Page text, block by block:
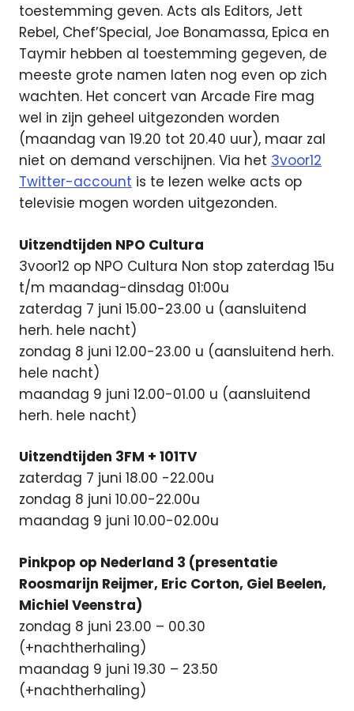
toestemming geven. Acts als Editors, Jett
Rebel, Chef’Special, Joe Bonamassa, Epica en
Taymir hebben al toestemming gegeven, de
meeste grote namen laten nog even op zich
wachten. Het concert van Arcade Fire mag
wel in zijn geheel uitgezonden worden
(maandag van 19.20 tot 20.40 uur), maar zal
niet on demand verschijnen. Via het 3voor12
Twitter-account is te lezen welke acts op
televisie mogen worden uitgezonden.
Uitzendtijden NPO Cultura
3voor12 op NPO Cultura Non stop zaterdag 15u
t/m maandag-dinsdag 01:00u
zaterdag 7 juni 15.00-23.00 u (aansluitend
herh. hele nacht)
zondag 8 juni 12.00-23.00 u (aansluitend herh.
hele nacht)
maandag 9 juni 12.00-01.00 u (aansluitend
herh. hele nacht)
Uitzendtijden 3FM + 101TV
zaterdag 7 juni 18.00 -22.00u
zondag 8 juni 10.00-22.00u
maandag 9 juni 10.00-02.00u
Pinkpop op Nederland 3 (presentatie
Roosmarijn Reijmer, Eric Corton, Giel Beelen,
Michiel Veenstra)
zondag 8 juni 23.00 – 00.30
(+nachtherhaling)
maandag 9 juni 19.30 – 23.50
(+nachtherhaling)